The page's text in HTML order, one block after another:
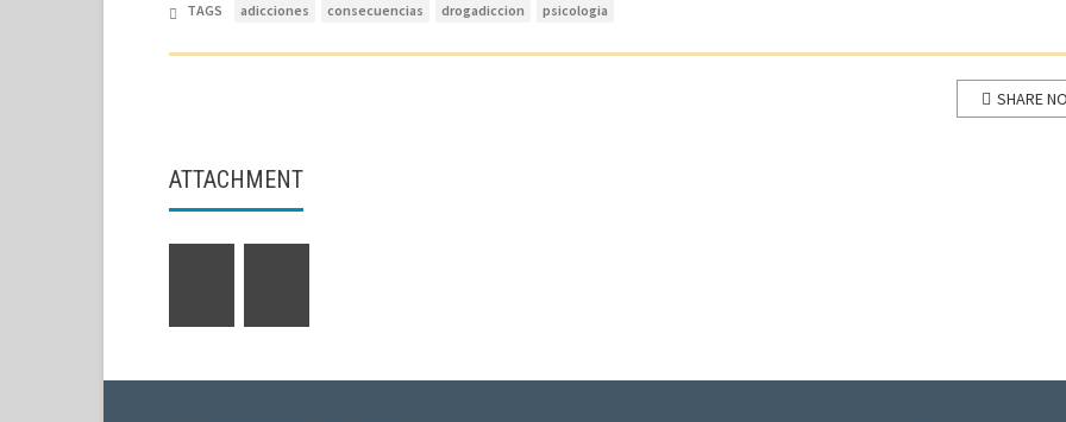
TAGS adicciones consecuencias drogadiccion psicologia
SHARE
ATTACHMENT